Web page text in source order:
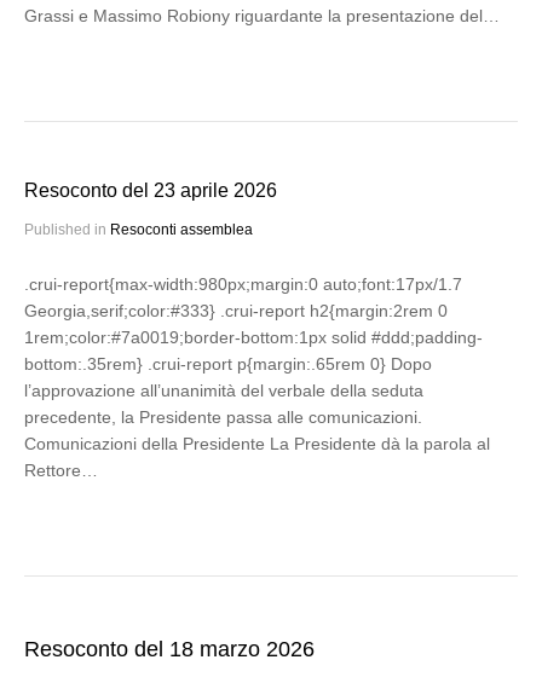
Grassi e Massimo Robiony riguardante la presentazione del…
Resoconto del 23 aprile 2026
Published in Resoconti assemblea
.crui-report{max-width:980px;margin:0 auto;font:17px/1.7
Georgia,serif;color:#333} .crui-report h2{margin:2rem 0
1rem;color:#7a0019;border-bottom:1px solid #ddd;padding-
bottom:.35rem} .crui-report p{margin:.65rem 0} Dopo
l’approvazione all’unanimità del verbale della seduta
precedente, la Presidente passa alle comunicazioni.
Comunicazioni della Presidente La Presidente dà la parola al
Rettore…
Resoconto del 18 marzo 2026